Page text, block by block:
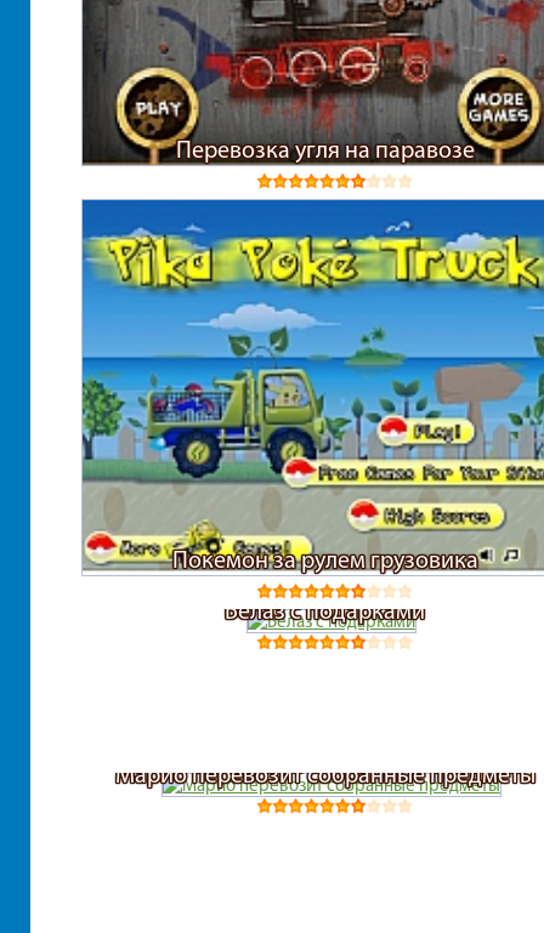
Перевозка угля на паравозе
Покемон за рулем грузовика
Белаз с подарками
Марио перевозит собранные предметы